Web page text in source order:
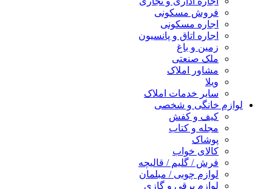
فروش مسکونی
اجاره مسکونی
اجاره اتاق و پانسیون
زمین و باغ
ملک صنعتی
مشاور املاک
ویلا
سایر خدمات املاک
لوازم خانگی و شخصی
کیف و کفش
مجله و کتاب
پوشاک
کالای خواب
فرش / گلیم / قالیچه
لوازم چوبی / مبلمان
لوازم برقی و گازی